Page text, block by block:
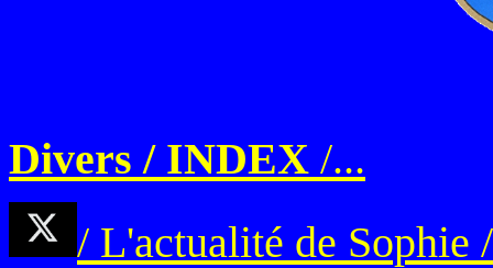
Divers / INDEX /...
/ L'actualité de Sophie